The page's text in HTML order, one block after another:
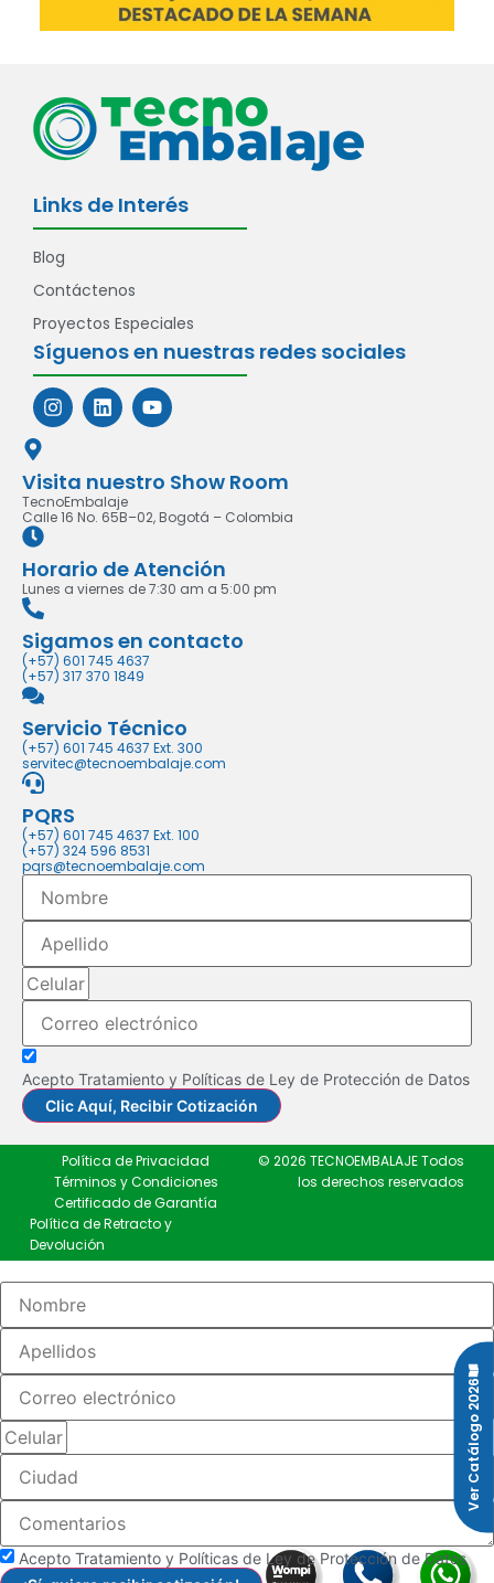
Links de Interés
Blog
Contáctenos
Proyectos Especiales
Síguenos en nuestras redes sociales
Ver Catálogo 2026
Visita nuestro Show Room
TecnoEmbalaje
Calle 16 No. 65B–02, Bogotá – Colombia
Horario de Atención
Lunes a viernes de 7:30 am a 5:00 pm
Sigamos en contacto
(+57) 601 745 4637
(+57) 317 370 1849
Servicio Técnico
(+57) 601 745 4637 Ext. 300
servitec@tecnoembalaje.com
PQRS
(+57) 601 745 4637 Ext. 100
(+57) 324 596 8531
pqrs@tecnoembalaje.com
Acepto Tratamiento y Políticas de Ley de Protección de Datos
Clic Aquí, Recibir Cotización
Política de Privacidad
Términos y Condiciones
Certificado de Garantía
Política de Retracto y
Devolución
© 2026 TECNOEMBALAJE Todos
los derechos reservados
Acepto Tratamiento y Políticas de Ley de Protección de Datos